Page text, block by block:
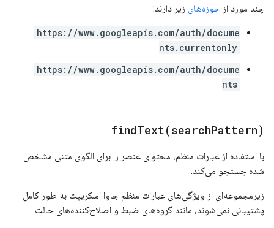
چند مورد از حوزه‌های زیر دارند:
https://www.googleapis.com/auth/docume
nts.currentonly
https://www.googleapis.com/auth/docume
nts
findText(searchPattern)
با استفاده از عبارات منظم، محتوای عنصر را برای الگوی متنی مشخص
شده جستجو می‌کند.
زیرمجموعه‌ای از ویژگی‌های عبارات منظم جاوا اسکریپت به طور کامل
پشتیبانی نمی‌شوند، مانند گروه‌های ضبط و اصلاح‌کننده‌های حالت.